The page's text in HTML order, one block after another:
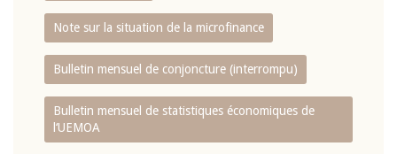
Note sur la situation de la microfinance
Bulletin mensuel de conjoncture (interrompu)
Bulletin mensuel de statistiques économiques de
l‘UEMOA